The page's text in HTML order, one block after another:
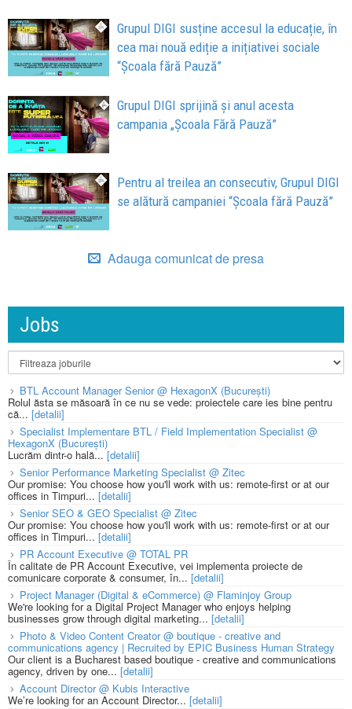
Grupul DIGI susține accesul la educație, în
cea mai nouă ediție a inițiativei sociale
“Școala fără Pauză”
Grupul DIGI sprijină și anul acesta
campania „Școala Fără Pauză”
Pentru al treilea an consecutiv, Grupul DIGI
se alătură campaniei “Școala fără Pauză”
Adauga comunicat de presa
Jobs
BTL Account Manager Senior @ HexagonX (București)
Rolul ăsta se măsoară în ce nu se vede: proiectele care ies bine pentru
că... [detalii]
Specialist Implementare BTL / Field Implementation Specialist @
HexagonX (București)
Lucrăm dintr-o hală...[detalii]
Senior Performance Marketing Specialist @ Zitec
Our promise: You choose how you'll work with us: remote-first or at our
offices in Timpuri... [detalii]
Senior SEO & GEO Specialist @ Zitec
Our promise: You choose how you'll work with us: remote-first or at our
offices in Timpuri... [detalii]
PR Account Executive @ TOTAL PR
În calitate de PR Account Executive, vei implementa proiecte de
comunicare corporate & consumer, în... [detalii]
Project Manager (Digital & eCommerce) @ Flaminjoy Group
We're looking for a Digital Project Manager who enjoys helping
businesses grow through digital marketing... [detalii]
Photo & Video Content Creator @ boutique - creative and
communications agency | Recruited by EPIC Business Human Strategy
Our client is a Bucharest based boutique - creative and communications
agency, driven by one... [detalii]
Account Director @ Kubis Interactive
We’re looking for an Account Director... [detalii]